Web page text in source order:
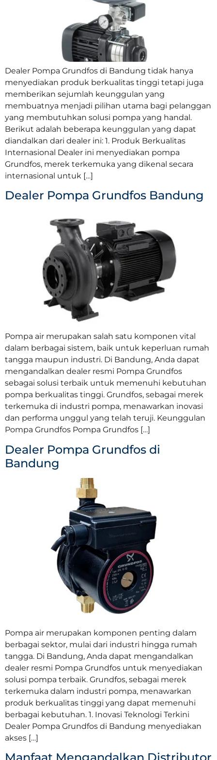
Dealer Pompa Grundfos di Bandung tidak hanya
menyediakan produk berkualitas tinggi tetapi juga
memberikan sejumlah keunggulan yang
membuatnya menjadi pilihan utama bagi pelanggan
yang membutuhkan solusi pompa yang handal.
Berikut adalah beberapa keunggulan yang dapat
diandalkan dari dealer ini: 1. Produk Berkualitas
Internasional Dealer ini menyediakan pompa
Grundfos, merek terkemuka yang dikenal secara
internasional untuk […]
Dealer Pompa Grundfos Bandung
Pompa air merupakan salah satu komponen vital
dalam berbagai sistem, baik untuk keperluan rumah
tangga maupun industri. Di Bandung, Anda dapat
mengandalkan dealer resmi Pompa Grundfos
sebagai solusi terbaik untuk memenuhi kebutuhan
pompa berkualitas tinggi. Grundfos, sebagai merek
terkemuka di industri pompa, menawarkan inovasi
dan performa unggul yang telah teruji. Keunggulan
Pompa Grundfos Pompa Grundfos […]
Dealer Pompa Grundfos di
Bandung
Pompa air merupakan komponen penting dalam
berbagai sektor, mulai dari industri hingga rumah
tangga. Di Bandung, Anda dapat mengandalkan
dealer resmi Pompa Grundfos untuk menyediakan
solusi pompa terbaik. Grundfos, sebagai merek
terkemuka dalam industri pompa, menawarkan
produk berkualitas tinggi yang dapat memenuhi
berbagai kebutuhan. 1. Inovasi Teknologi Terkini
Dealer Pompa Grundfos di Bandung menyediakan
akses […]